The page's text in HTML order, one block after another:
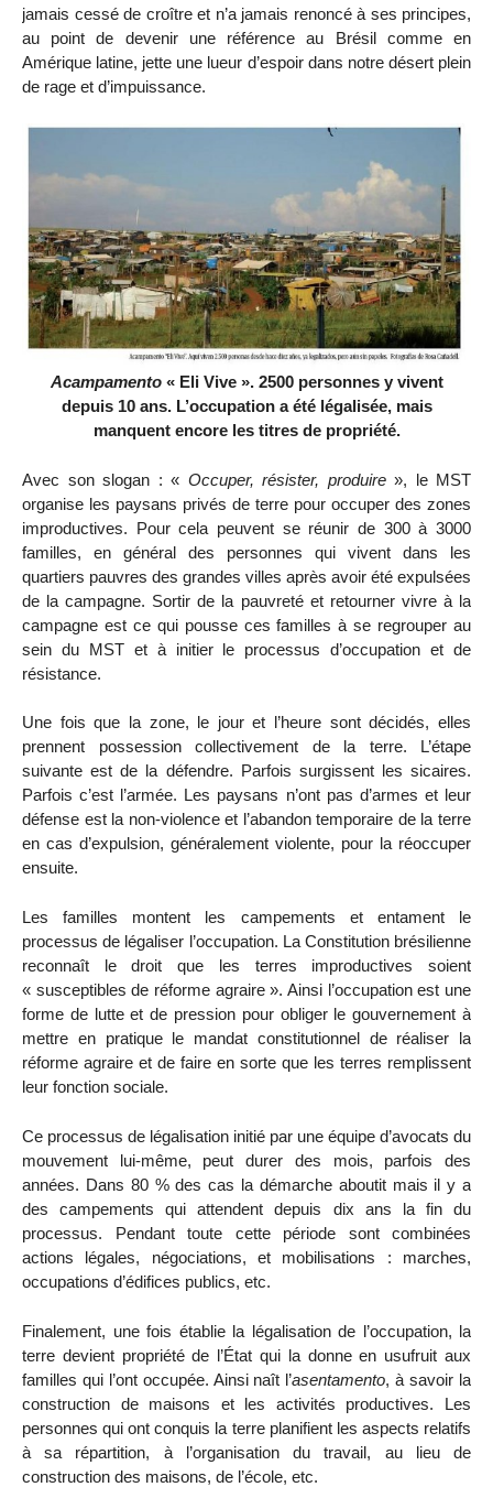
jamais cessé de croître et n’a jamais renoncé à ses principes,
au point de devenir une référence au Brésil comme en
Amérique latine, jette une lueur d’espoir dans notre désert plein
de rage et d’impuissance.
Acampamento« Eli Vive ». 2500 personnes y vivent
depuis 10 ans. L’occupation a été légalisée, mais
manquent encore les titres de propriété.
Avec son slogan : « Occuper, résister, produire», le MST
organise les paysans privés de terre pour occuper des zones
improductives. Pour cela peuvent se réunir de 300 à 3000
familles, en général des personnes qui vivent dans les
quartiers pauvres des grandes villes après avoir été expulsées
de la campagne. Sortir de la pauvreté et retourner vivre à la
campagne est ce qui pousse ces familles à se regrouper au
sein du MST et à initier le processus d’occupation et de
résistance.
Une fois que la zone, le jour et l’heure sont décidés, elles
prennent possession collectivement de la terre. L’étape
suivante est de la défendre. Parfois surgissent les sicaires.
Parfois c’est l’armée. Les paysans n’ont pas d’armes et leur
défense est la non-violence et l’abandon temporaire de la terre
en cas d’expulsion, généralement violente, pour la réoccuper
ensuite.
Les familles montent les campements et entament le
processus de légaliser l’occupation. La Constitution brésilienne
reconnaît le droit que les terres improductives soient
« susceptibles de réforme agraire ». Ainsi l’occupation est une
forme de lutte et de pression pour obliger le gouvernement à
mettre en pratique le mandat constitutionnel de réaliser la
réforme agraire et de faire en sorte que les terres remplissent
leur fonction sociale.
Ce processus de légalisation initié par une équipe d’avocats du
mouvement lui-même, peut durer des mois, parfois des
années. Dans 80 % des cas la démarche aboutit mais il y a
des campements qui attendent depuis dix ans la fin du
processus. Pendant toute cette période sont combinées
actions légales, négociations, et mobilisations : marches,
occupations d’édifices publics, etc.
Finalement, une fois établie la légalisation de l’occupation, la
terre devient propriété de l’État qui la donne en usufruit aux
familles qui l’ont occupée. Ainsi naît l’asentamento, à savoir la
construction de maisons et les activités productives. Les
personnes qui ont conquis la terre planifient les aspects relatifs
à sa répartition, à l’organisation du travail, au lieu de
construction des maisons, de l’école, etc.